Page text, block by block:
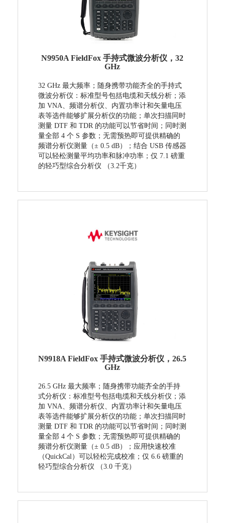
N9950A FieldFox 手持式微波分析仪，32
GHz
32 GHz 最大频率；随身携带功能齐全的手持式
微波分析仪：标准型号包括电缆和天线分析；添
加 VNA、频谱分析仪、内置功率计和矢量电压
表等选件能够扩展分析仪的功能；单次扫描同时
测量 DTF 和 TDR 的功能可以节省时间；同时测
量全部 4 个 S 参数；无需预热即可提供精确的
频谱分析仪测量（± 0.5 dB）；结合 USB 传感器
可以轻松测量平均功率和脉冲功率；仅 7.1 磅重
的轻巧型综合分析仪 （3.2千克）
N9918A FieldFox 手持式微波分析仪，26.5
GHz
26.5 GHz 最大频率； 随身携带功能齐全的手持
式分析仪：标准型号包括电缆和天线分析仪；添
加 VNA、频谱分析仪、内置功率计和矢量电压
表等选件能够扩展分析仪的功能；单次扫描同时
测量 DTF 和 TDR 的功能可以节省时间；同时测
量全部 4 个 S 参数；无需预热即可提供精确的
频谱分析仪测量（± 0.5 dB）；应用快速校准
（QuickCal）可以轻松完成校准；仅 6.6 磅重的
轻巧型综合分析仪 （3.0 千克）